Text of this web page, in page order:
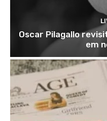
Oscar Pilagallo
em